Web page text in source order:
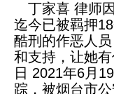
丁家喜 律师
迄今已被羁押
酷刑的作恶人
和支持，让她
日 2021年6月
踪，被烟台市